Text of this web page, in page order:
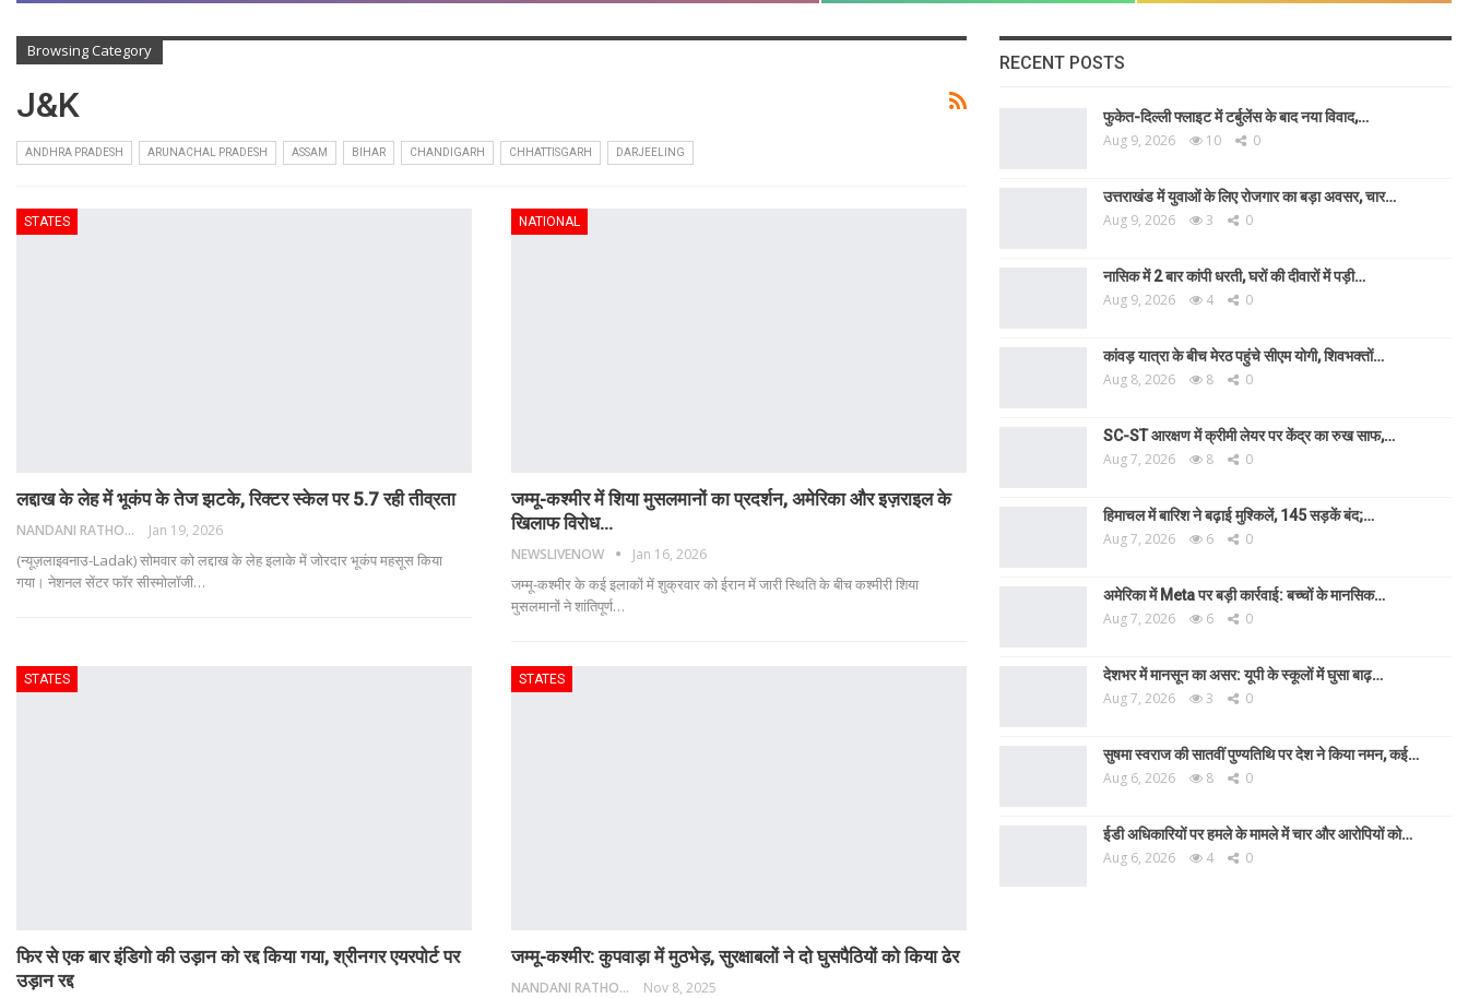
Browsing Category
J&K
ANDHRA PRADESH ARUNACHAL PRADESH ASSAM BIHAR CHANDIGARH CHHATTISGARH DARJEELING
STATES
लद्दाख के लेह में भूकंप के तेज झटके, रिक्टर स्केल पर 5.7 रही तीव्रता
NANDANI RATHORE Jan 19, 2026
(न्यूज़लाइवनाउ-Ladak) सोमवार को लद्दाख के लेह इलाके में जोरदार भूकंप महसूस किया
गया। नेशनल सेंटर फॉर सीस्मोलॉजी…
NATIONAL
जम्मू-कश्मीर में शिया मुसलमानों का प्रदर्शन, अमेरिका और इज़राइल के
खिलाफ विरोध…
NEWSLIVENOW Jan 16, 2026
जम्मू-कश्मीर के कई इलाकों में शुक्रवार को ईरान में जारी स्थिति के बीच कश्मीरी शिया
मुसलमानों ने शांतिपूर्ण…
STATES
फिर से एक बार इंडिगो की उड़ान को रद्द किया गया, श्रीनगर एयरपोर्ट पर
उड़ान रद्द
STATES
जम्मू-कश्मीर: कुपवाड़ा में मुठभेड़, सुरक्षाबलों ने दो घुसपैठियों को किया ढेर
NANDANI RATHORE Nov 8, 2025
RECENT POSTS
फुकेत-दिल्ली फ्लाइट में टर्बुलेंस के बाद नया विवाद,…
Aug 9, 2026 10 0
उत्तराखंड में युवाओं के लिए रोजगार का बड़ा अवसर, चार…
Aug 9, 2026 3 0
नासिक में 2 बार कांपी धरती, घरों की दीवारों में पड़ी…
Aug 9, 2026 4 0
कांवड़ यात्रा के बीच मेरठ पहुंचे सीएम योगी, शिवभक्तों…
Aug 8, 2026 8 0
SC-ST आरक्षण में क्रीमी लेयर पर केंद्र का रुख साफ,…
Aug 7, 2026 8 0
हिमाचल में बारिश ने बढ़ाई मुश्किलें, 145 सड़कें बंद;…
Aug 7, 2026 6 0
अमेरिका में Meta पर बड़ी कार्रवाई: बच्चों के मानसिक…
Aug 7, 2026 6 0
देशभर में मानसून का असर: यूपी के स्कूलों में घुसा बाढ़…
Aug 7, 2026 3 0
सुषमा स्वराज की सातवीं पुण्यतिथि पर देश ने किया नमन, कई…
Aug 6, 2026 8 0
ईडी अधिकारियों पर हमले के मामले में चार और आरोपियों को…
Aug 6, 2026 4 0